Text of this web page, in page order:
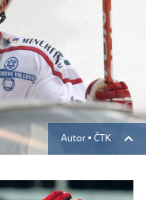
Autor ▪ ČTK